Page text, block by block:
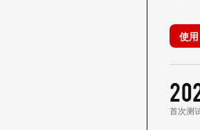
使
首次测